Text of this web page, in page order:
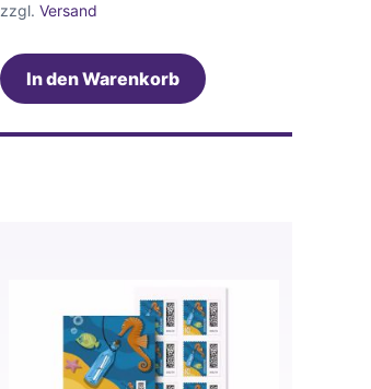
zzgl. Versand
In den Warenkorb